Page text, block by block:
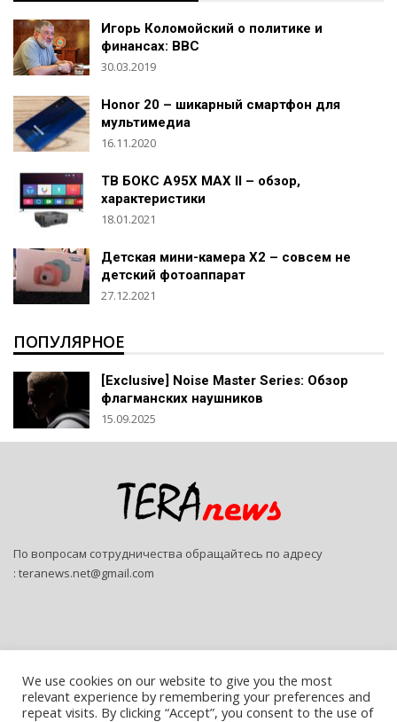
Игорь Коломойский о политике и
финансах: BBC
30.03.2019
Honor 20 – шикарный смартфон для
мультимедиа
16.11.2020
ТВ БОКС A95X MAX II – обзор,
характеристики
18.01.2021
Детская мини-камера X2 – совсем не
детский фотоаппарат
27.12.2021
ПОПУЛЯРНОЕ
[Exclusive] Noise Master Series: Обзор
флагманских наушников
15.09.2025
По вопросам сотрудничества обращайтесь по адресу
: teranews.net@gmail.com
© 2026 - Teranews. All Rights Reserved.
We use cookies on our website to give you the most
relevant experience by remembering your preferences and
repeat visits. By clicking “Accept”, you consent to the use of